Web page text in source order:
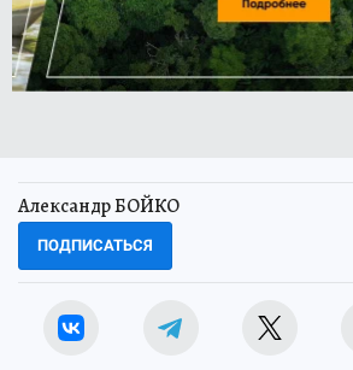
Александр БОЙКО
ПОДПИСАТЬСЯ